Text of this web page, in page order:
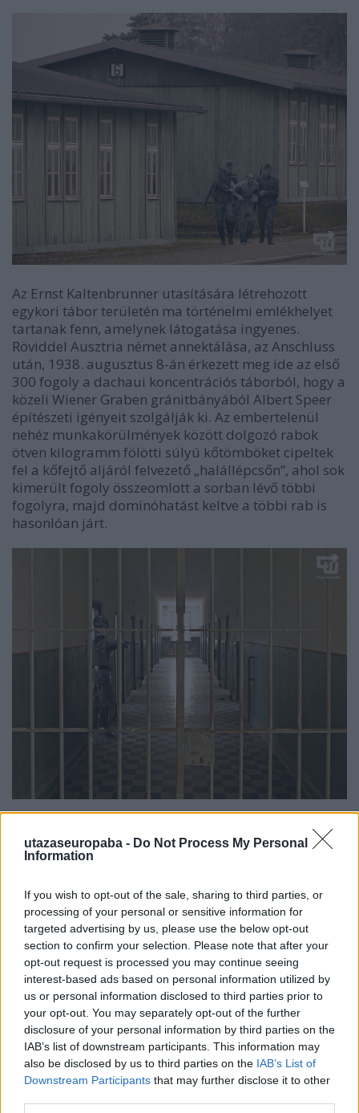
utazaseuropaba - Do Not Process My Personal
Information
If you wish to opt-out of the sale, sharing to third parties, or
processing of your personal or sensitive information for
targeted advertising by us, please use the below opt-out
section to confirm your selection. Please note that after your
opt-out request is processed you may continue seeing
interest-based ads based on personal information utilized by
us or personal information disclosed to third parties prior to
your opt-out. You may separately opt-out of the further
disclosure of your personal information by third parties on the
IAB’s list of downstream participants. This information may
also be disclosed by us to third parties on the IAB’s List of
Downstream Participants that may further disclose it to other
Az Ernst Kaltenbrunner utasítására létrehozott
egykori tábor területén ma történelmi emlékhelyet
tartanak fenn, amelynek látogatása ingyenes.
Röviddel Ausztria német annektálása, az Anschluss
után, 1938. augusztus 8-án érkezett meg ide az első
300 fogoly a dachaui koncentrációs táborból, hogy a
közeli Wiener Graben gránitbányából Albert Speer
építészeti igényeit szolgálják ki. Az embertelenül
nehéz munkakörülmények között dolgozó rabok
ötven kilogramm fölötti súlyú kőtömböket cipeltek
fel a kőfejtő aljáról felvezető „halállépcsőn”, ahol sok
kimerült fogoly összeomlott a sorban lévő többi
fogolyra, majd dominóhatást keltve a többi rab is
hasonlóan járt.
táborparancsnok vezetésével az első jelentősebb
létszámú magyar fogolycsoportot 1944. április 25-
magyar érkezhetett és közülük kb. 13.000-en
pusztultak el. 1945. decemberében a főtábor 16.000
m²-es külső részén kegyetlen
sátortábort (Zeltlager) állítottak fel, ahová a
magyarok is érkeztek. Mementóként őrzi és mutatja
be egy francia fogoly által megmentett 1945-ös
darab kenyér is az éhség fogva tartó hatalmát.